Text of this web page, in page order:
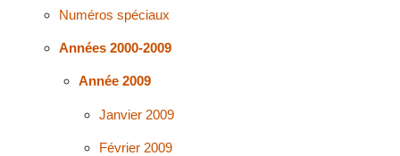
Numéros spéciaux
Années 2000-2009
Année 2009
Janvier 2009
Février 2009